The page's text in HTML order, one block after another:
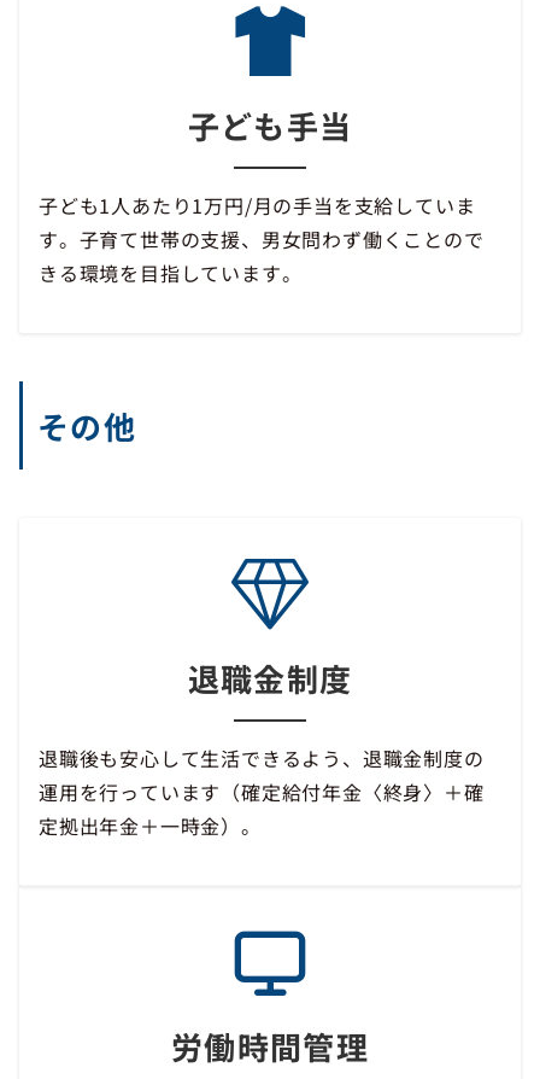
子ども手当
子ども1人あたり1万円/月の手当を支給していま
す。子育て世帯の支援、男女問わず働くことので
きる環境を目指しています。
その他
退職金制度
退職後も安心して生活できるよう、退職金制度の
運用を行っています（確定給付年金〈終身〉＋確
定拠出年金＋一時金）。
労働時間管理